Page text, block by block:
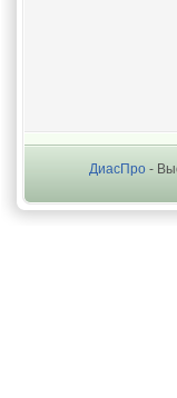
ДиасПро -